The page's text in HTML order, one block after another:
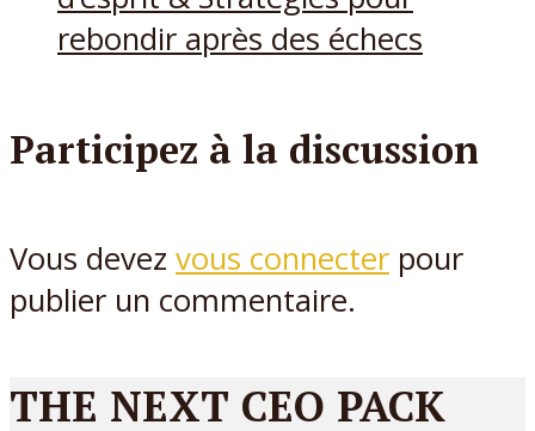
rebondir après des échecs
Participez à la discussion
Vous devez vous connecter pour
publier un commentaire.
THE NEXT CEO PACK